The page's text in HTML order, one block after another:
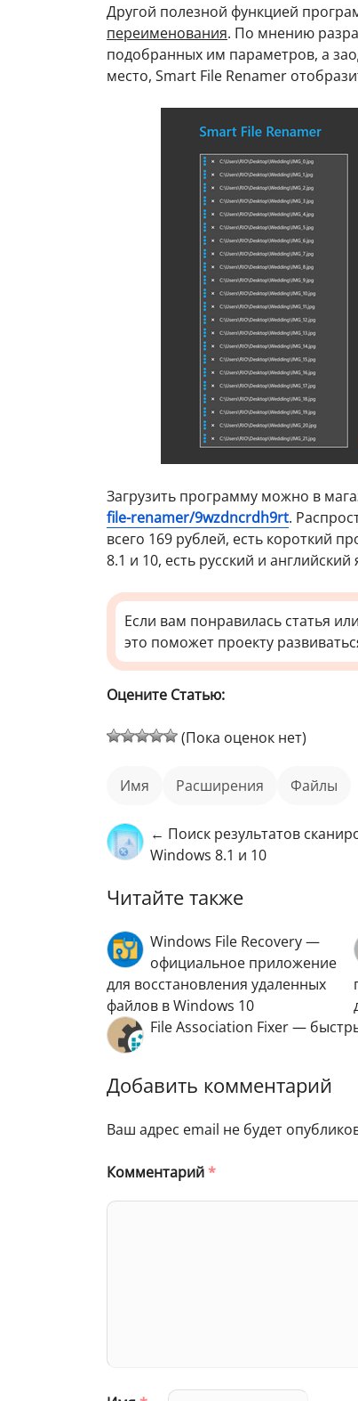
Другой полезной функцией
переименования. По мнению
подобранных им параметров, а
место, Smart File Renamer
Загрузить программу можно в
file-renamer/9wzdncrdh9rt.
всего 169 рублей, есть короткий
8.1 и 10, есть русский и
Если вам понравилась статья
это поможет проекту
Оцените Статью:
(Пока оценок нет)
имя расширения файлы
← Поиск результатов
Windows 8.1 и 10
Читайте также
Windows File Recovery —
официальное приложение
для восстановления удаленных
файлов в Windows 10
File Association Fixer —
Добавить комментарий
Ваш адрес email не будет
Комментарий*